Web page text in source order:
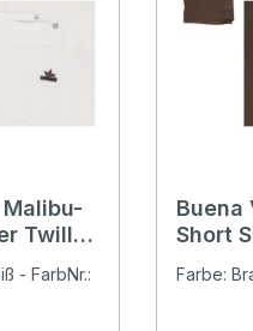
Twill
- FarbNr.:
Buena
Short
Farbe: